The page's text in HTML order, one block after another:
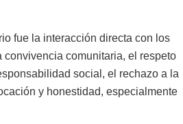
fue la interacción directa con los
comunitaria, el respeto
social, el rechazo a la
y honestidad, especialmente